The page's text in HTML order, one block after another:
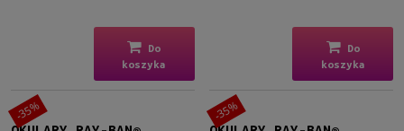
(6)
Szary
Do
koszyka
Do
koszyka
-35% -35%